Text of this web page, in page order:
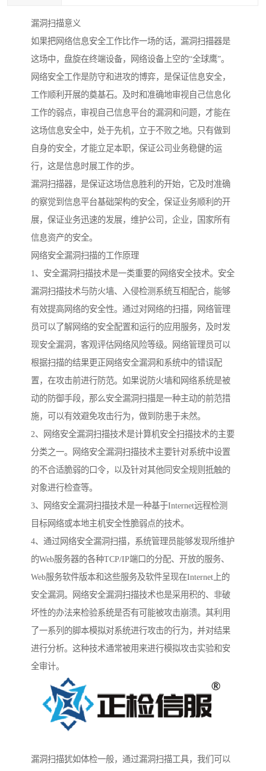
漏洞扫描意义
如果把网络信息安全工作比作一场的话，漏洞扫描器是
这场中，盘旋在终端设备，网络设备上空的“全球鹰”。
网络安全工作是防守和进攻的博弈，是保证信息安全，
工作顺利开展的奠基石。及时和准确地审视自己信息化
工作的弱点，审视自己信息平台的漏洞和问题，才能在
这场信息安全中，处于先机，立于不败之地。只有做到
自身的安全，才能立足本职，保证公司业务稳健的运
行，这是信息时展工作的步。
漏洞扫描器，是保证这场信息胜利的开始，它及时准确
的察觉到信息平台基础架构的安全，保证业务顺利的开
展，保证业务迅速的发展，维护公司，企业，国家所有
信息资产的安全。
网络安全漏洞扫描的工作原理
1、安全漏洞扫描技术是一类重要的网络安全技术。安全
漏洞扫描技术与防火墙、入侵检测系统互相配合，能够
有效提高网络的安全性。通过对网络的扫描，网络管理
员可以了解网络的安全配置和运行的应用服务，及时发
现安全漏洞，客观评估网络风险等级。网络管理员可以
根据扫描的结果更正网络安全漏洞和系统中的错误配
置，在攻击前进行防范。如果说防火墙和网络系统是被
动的防御手段，那么安全漏洞扫描是一种主动的前范措
施，可以有效避免攻击行为，做到防患于未然。
2、网络安全漏洞扫描技术是计算机安全扫描技术的主要
分类之一。网络安全漏洞扫描技术主要针对系统中设置
的不合适脆弱的口令，以及针对其他同安全规则抵触的
对象进行检查等。
3、网络安全漏洞扫描技术是一种基于Internet远程检测
目标网络或本地主机安全性脆弱点的技术。
4、通过网络安全漏洞扫描，系统管理员能够发现所维护
的Web服务器的各种TCP/IP端口的分配、开放的服务、
Web服务软件版本和这些服务及软件呈现在Internet上的
安全漏洞。网络安全漏洞扫描技术也是采用积的、非破
坏性的办法来检验系统是否有可能被攻击崩溃。其利用
了一系列的脚本模拟对系统进行攻击的行为，并对结果
进行分析。这种技术通常被用来进行模拟攻击实验和安
全审计。
漏洞扫描犹如体检一般，通过漏洞扫描工具，我们可以